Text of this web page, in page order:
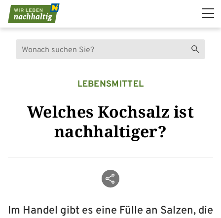
Navigation überspringen
Suche Suchen
LEBENSMITTEL
Welches Kochsalz ist
nachhaltiger?
Beitrag teilen
Im Handel gibt es eine Fülle an Salzen, die